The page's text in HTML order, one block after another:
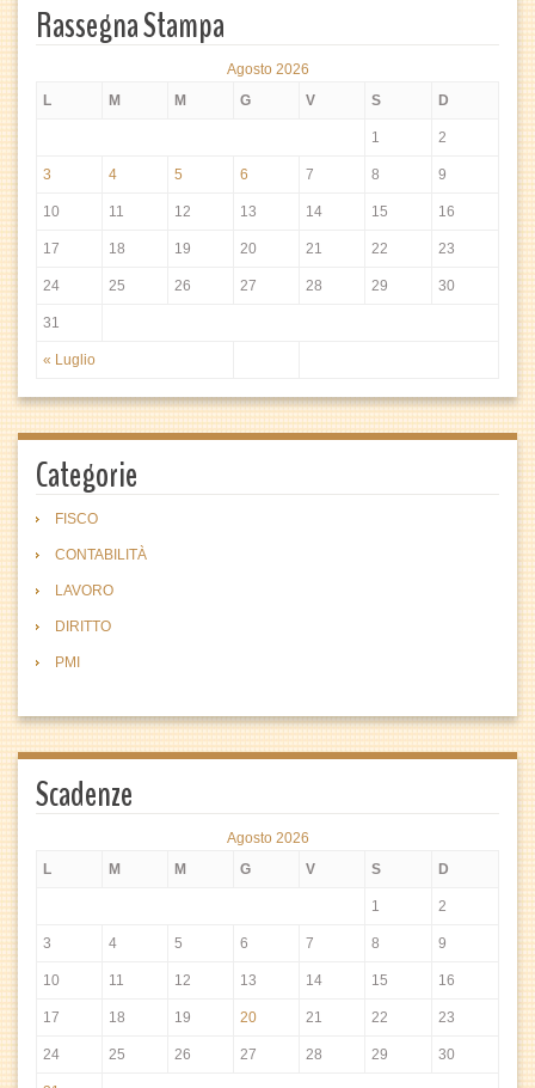
Rassegna Stampa
Agosto 2026
L
M M G V S D
« Luglio
1 2
3 4 5 6 7 8 9
10 11 12 13 14 15 16
17 18 19 20 21 22 23
24 25 26 27 28 29 30
31
Categorie
FISCO
CONTABILITÀ
LAVORO
DIRITTO
PMI
Scadenze
Agosto 2026
L
M M G V S D
1 2
3 4 5 6 7 8 9
10 11 12 13 14 15 16
17 18 19 20 21 22 23
24 25 26 27 28 29 30